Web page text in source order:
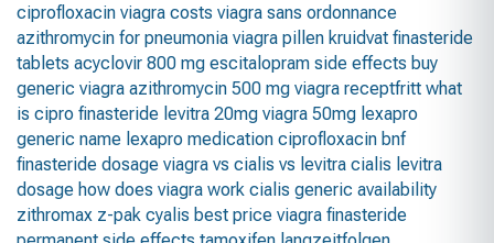
ciprofloxacin viagra costs viagra sans ordonnance
azithromycin for pneumonia viagra pillen kruidvat finasteride
tablets acyclovir 800 mg escitalopram side effects buy
generic viagra azithromycin 500 mg viagra receptfritt what
is cipro finasteride levitra 20mg viagra 50mg lexapro
generic name lexapro medication ciprofloxacin bnf
finasteride dosage viagra vs cialis vs levitra cialis levitra
dosage how does viagra work cialis generic availability
zithromax z-pak cyalis best price viagra finasteride